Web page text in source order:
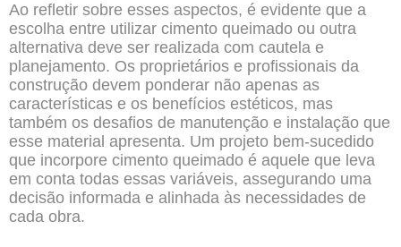
Ao refletir sobre esses aspectos, é evidente que a
escolha entre utilizar cimento queimado ou outra
alternativa deve ser realizada com cautela e
planejamento. Os proprietários e profissionais da
construção devem ponderar não apenas as
características e os benefícios estéticos, mas
também os desafios de manutenção e instalação que
esse material apresenta. Um projeto bem-sucedido
que incorpore cimento queimado é aquele que leva
em conta todas essas variáveis, assegurando uma
decisão informada e alinhada às necessidades de
cada obra.